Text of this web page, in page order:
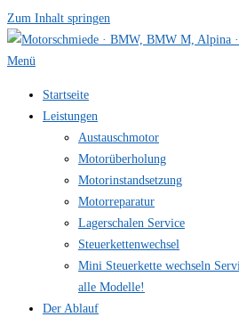
Zum Inhalt springen
Menü
Startseite
Leistungen
Austauschmotor
Motorüberholung
Motorinstandsetzung
Motorreparatur
Lagerschalen Service
Steuerkettenwechsel
Mini Steuer­kette wechseln
alle Modelle!
Der Ablauf